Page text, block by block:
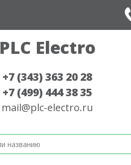
PLC Electro
+7 (343) 363 20 28
+7 (499) 444 38 35
mail@plc-electro.ru